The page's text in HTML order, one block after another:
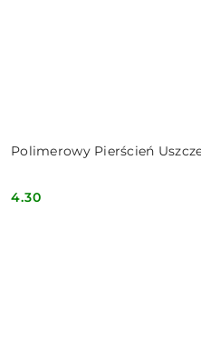
Polimerowy Pierścień
Cena:
4.30